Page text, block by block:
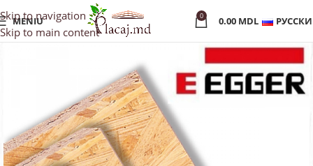
Skip to navigation
Skip to main content
MENIU 0 0.00 MDL